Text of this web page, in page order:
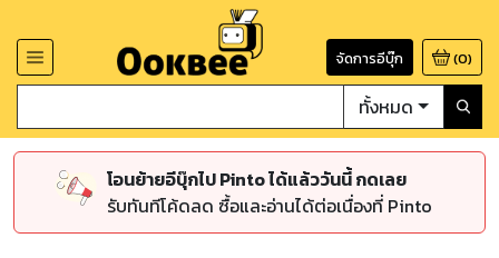
จัดการอีบุ๊ก (0)
ทั้งหมด
โอนย้ายอีบุ๊กไป Pinto ได้แล้ววันนี้ กดเลย
รับทันทีโค้ดลด ซื้อและอ่านได้ต่อเนื่องที่ Pinto